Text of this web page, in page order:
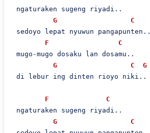
ngaturaken sugeng riyadi..
G
C
sedoyo lepat nyuwun pangapunten..
F
C
mugo-mugo dosaku lan dosamu..
G
C
G
di lebur ing dinten rioyo niki..
F
C
ngaturaken sugeng riyadi..
G
C